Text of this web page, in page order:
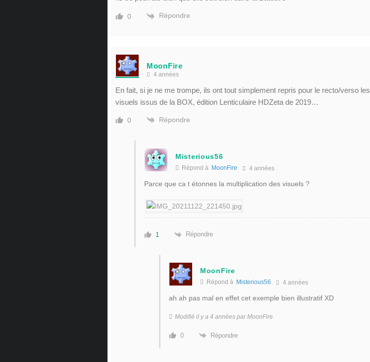
0 Répondre
MoonFire
4 années
En fait, si je ne me trompe, ils ont tout simplement repris pour le recto/verso les
visuels issus de la BOX, édition Lenticulaire HDZeta de 2019…
0 Répondre
Misterious56
Répond à MoonFire 4 années
Parce que ca t étonnes la multiplication des visuels ?
1 Répondre
MoonFire
Répond à Misterious56 4 années
ah ah pas mal en effet cet exemple bien illustratif XD
Modifié il y a 4 années par MoonFire
0 Répondre